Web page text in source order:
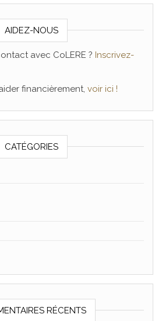
AIDEZ-NOUS
avec CoLERE ? Inscrivez-
financièrement, voir ici !
CATÉGORIES
RÉCENTS